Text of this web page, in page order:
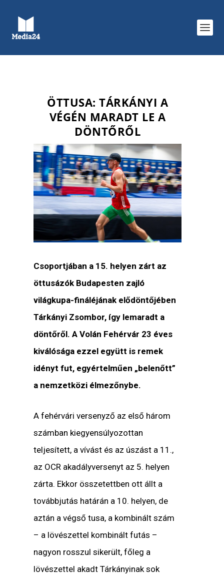
ÖTTUSA: TÁRKÁNYI A
VÉGÉN MARADT LE A
DÖNTŐRŐL
Csoportjában a 15. helyen zárt az
öttusázók Budapesten zajló
világkupa-fináléjának elődöntőjében
Tárkányi Zsombor, így lemaradt a
döntőről. A Volán Fehérvár 23 éves
kiválósága ezzel együtt is remek
idényt fut, egyértelműen „belenőtt”
a nemzetközi élmezőnybe.
A fehérvári versenyző az első három
számban kiegyensúlyozottan
teljesített, a vívást és az úszást a 11.,
az OCR akadályversenyt az 5. helyen
zárta. Ekkor összetettben ott állt a
továbbjutás határán a 10. helyen, de
aztán a végső tusa, a kombinált szám
– a lövészettel kombinált futás –
nagyon rosszul sikerült, főleg a
lövészettel akadt Tárkányinak sok